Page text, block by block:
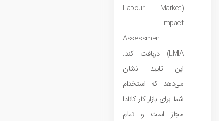
(Labour Market
Impact
Assessment –
LMIA) دریافت کند.
این تایید نشان
می‌دهد که استخدام
شما برای بازار کار کانادا
مجاز است و تمام